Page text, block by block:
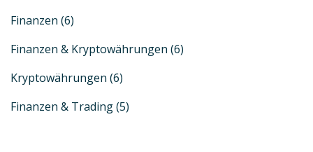
Finanzen (6)
Finanzen & Kryptowährungen (6)
Kryptowährungen (6)
Finanzen & Trading(5)